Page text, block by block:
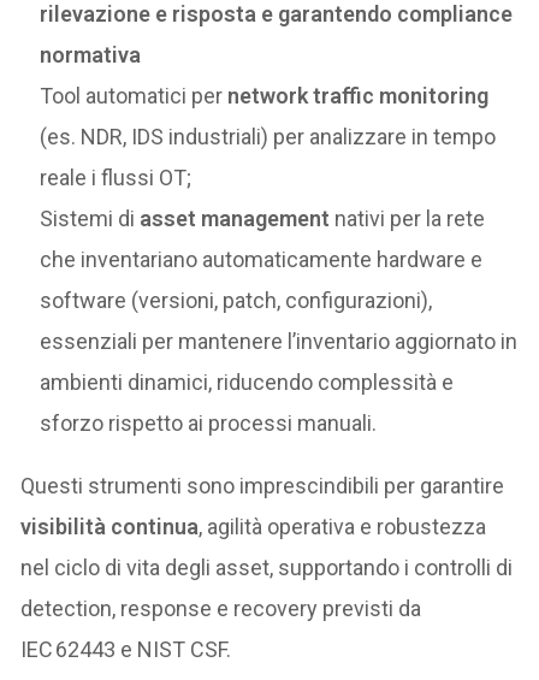
rilevazione e risposta e garantendo compliance
normativa
Tool automatici per network traffic monitoring
(es. NDR, IDS industriali) per analizzare in tempo
reale i flussi OT;
Sistemi di asset management nativi per la rete
che inventariano automaticamente hardware e
software (versioni, patch, configurazioni),
essenziali per mantenere l’inventario aggiornato in
ambienti dinamici, riducendo complessità e
sforzo rispetto ai processi manuali.
Questi strumenti sono imprescindibili per garantire
visibilità continua, agilità operativa e robustezza
nel ciclo di vita degli asset, supportando i controlli di
detection, response e recovery previsti da
IEC 62443 e NIST CSF.